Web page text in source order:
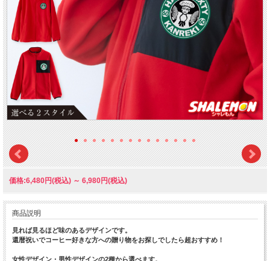
価格:6,480円(税込) ～ 6,980円(税込)
商品説明
見れば見るほど味のあるデザインです。
還暦祝いでコーヒー好きな方への贈り物をお探しでしたら超おすすめ！
女性デザイン・男性デザインの2種から選べます。